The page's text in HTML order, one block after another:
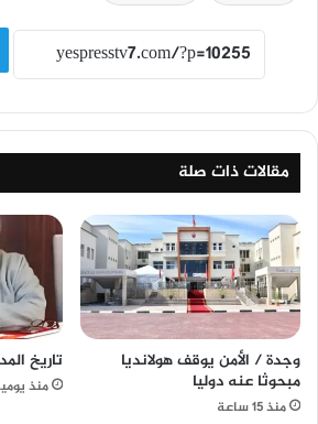
مقالات ذات صلة
وجدة / الأمن يوقف هولانديا
مبحوثا عنه دوليا
منذ 15 ساعة
تاريخ
منذ